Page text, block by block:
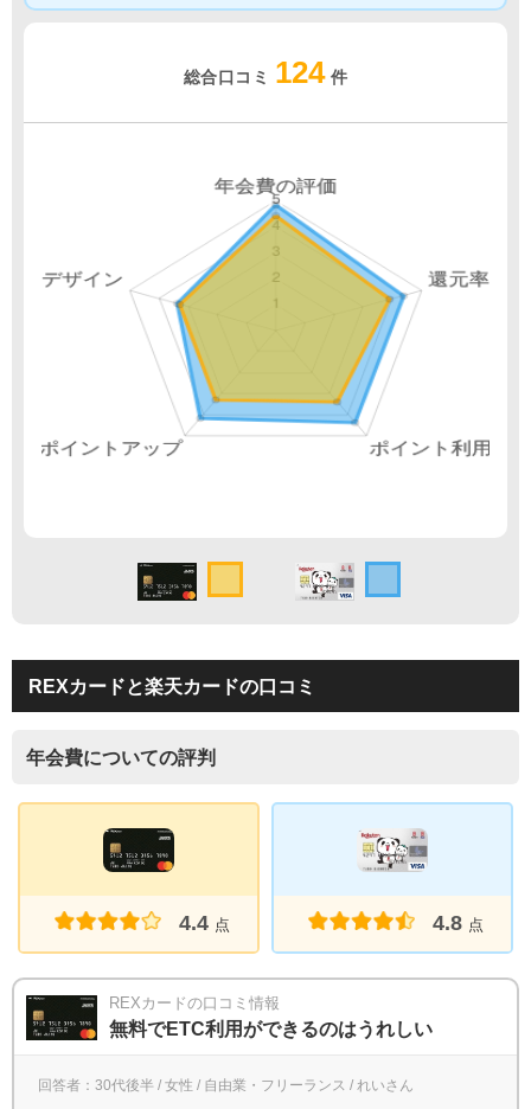
総合口コミ 124 件
REXカードと楽天カードの口コミ
年会費についての評判
4.4 点 4.8 点
REXカードの口コミ情報
無料でETC利用ができるのはうれしい
回答者：30代後半 / 女性 / 自由業・フリーランス / れいさん